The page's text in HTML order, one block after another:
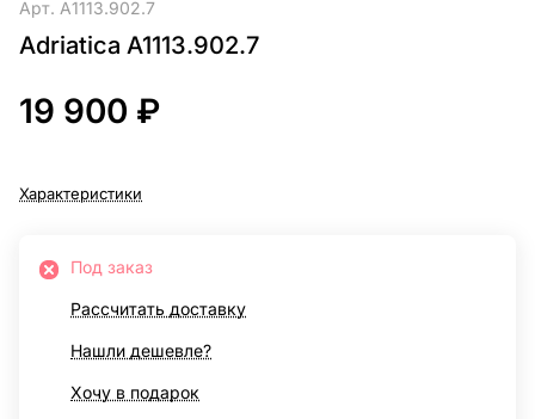
Арт. A1113.902.7
Adriatica A1113.902.7
19 900 ₽
Характеристики
Под заказ
Рассчитать доставку
Нашли дешевле?
Хочу в подарок